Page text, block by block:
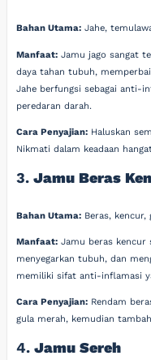
Bahan Utama: Jahe,
Manfaat: Jamu jago sangat
daya tahan tubuh,
Jahe berfungsi sebagai anti-
peredaran darah.
Cara Penyajian: Haluskan
Nikmati dalam keadaan
3.Jamu Beras
Bahan Utama: Beras, kencur,
Manfaat: Jamu beras kencur
menyegarkan tubuh, dan
memiliki sifat anti-inflamasi
Cara Penyajian: Rendam
gula merah, kemudian
4.Jamu Sereh